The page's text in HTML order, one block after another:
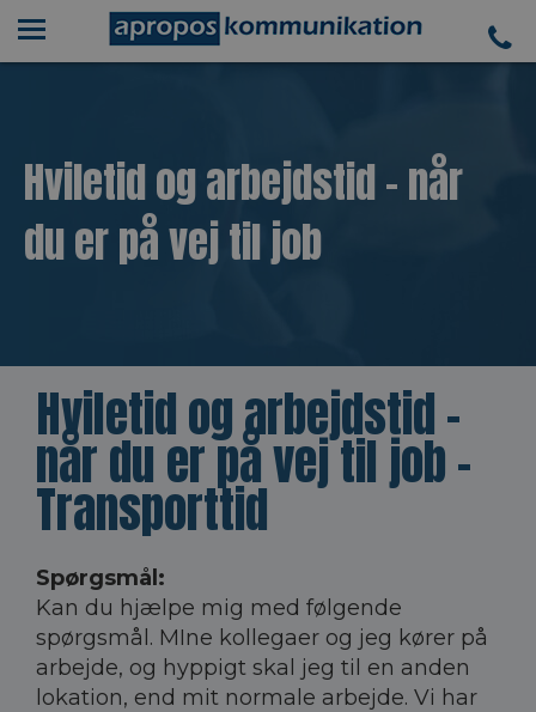
Hviletid og arbejdstid - når
du er på vej til job
Hviletid og arbejdstid -
når du er på vej til job -
Transporttid
Spørgsmål:
Kan du hjælpe mig med følgende
spørgsmål. MIne kollegaer og jeg kører på
arbejde, og hyppigt skal jeg til en anden
lokation, end mit normale arbejde. Vi har